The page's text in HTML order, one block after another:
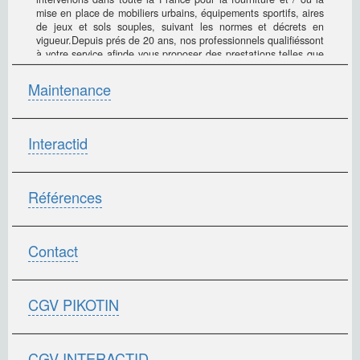
mise en place de mobiliers urbains, équipements sportifs, aires
de jeux et sols souples, suivant les normes et décrets en
vigueur.Depuis prés de 20 ans, nos professionnels qualifiéssont
à votre service afinde vous proposer des prestations telles que
:- contrats de maintenance sur le mobilier urbain,- fournitures
et installation d’équipements sportifs et aires de jeux.Notre
gamme de mobilier urbain s’étend des bancs aux corbeilles, en
sein des aires de jeux, nous proposons l’installation de jeux à
ressorts, structures ludiques ainsi que les sols souples.Un
contrôle de conformité est ensuite effectué par un laboratoire
conformément à la norme Européenne pR En 1176-77.
Maintenance
Interactid
Références
Contact
CGV PIKOTIN